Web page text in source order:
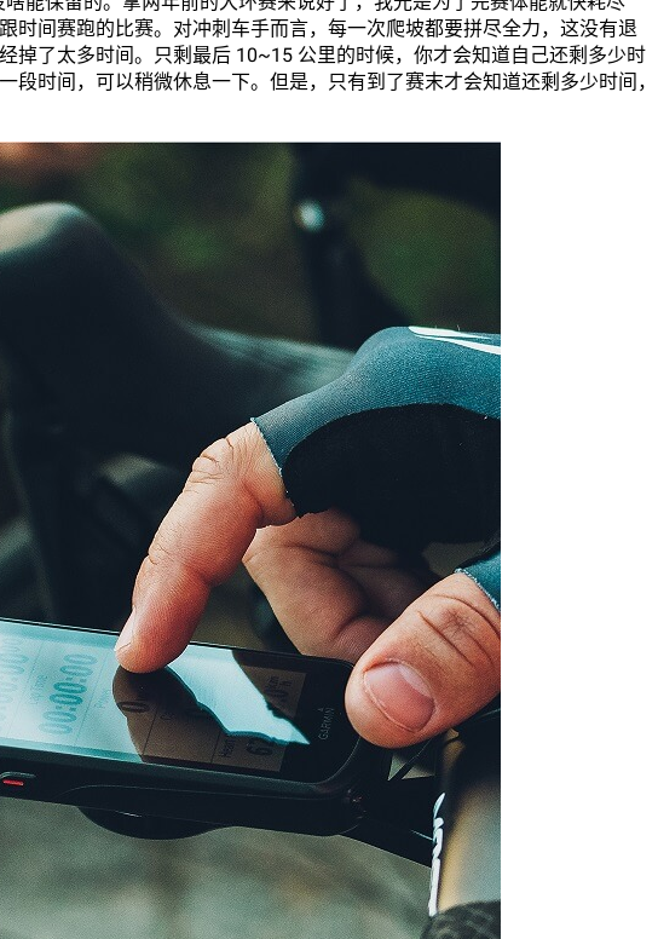
时间赛跑的比赛。对冲刺车手而言，每一次爬坡都要拼尽全力，这没有退
掉了太多时间。只剩最后 10~15 公里的时候，你才会知道自己还剩多少时
段时间，可以稍微休息一下。但是，只有到了赛末才会知道还剩多少时间，